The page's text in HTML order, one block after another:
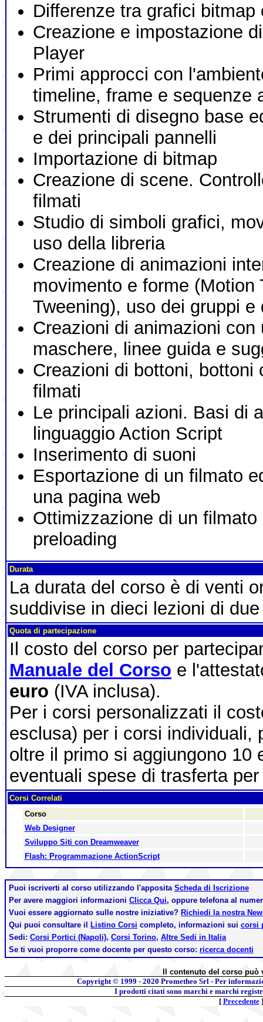
Differenze tra grafici bitmap
Creazione e impostazione
Player
Primi approcci con
timeline, frame e sequenze
Strumenti di disegno base
e dei principali pannelli
Importazione di bitmap
Creazione di scene.
filmati
Studio di simboli grafici,
uso della libreria
Creazione di animazioni
movimento e forme (Motion
Tweening), uso dei gruppi e
Creazioni di animazioni
maschere, linee guida e
Creazioni di bottoni, bottoni
filmati
Le principali azioni. Basi di
linguaggio Action Script
Inserimento di suoni
Esportazione di un filmato
una pagina web
Ottimizzazione di un
preloading
Durata
La durata del corso è di venti
suddivise in dieci lezioni di
Quota di partecipazione
Il costo del corso per
Manuale del Corso e
euro (IVA inclusa).
Per i corsi personalizzati il
esclusa) per i corsi individuali,
oltre il primo si aggiungono 10
eventuali spese di trasferta
Corsi Correlati
Corso
Web Designer
Sviluppo Siti con Dreamweaver
Flash: Programmazione ActionScript
Puoi iscriverti al corso utilizzando l'apposita Scheda di Iscrizione
Per avere maggiori informazioni Clicca Qui, oppure telefona al
Vuoi essere aggiornato sulle nostre iniziative? Richiedi la nostra
Qui puoi consultare il
Listino Corsi completo, informazioni sui corsi
Sedi: Corsi Portici (Napoli), Corsi Torino, Altre Sedi in Italia
Se ti vuoi proporre come docente per questo corso: ricerca docenti
Il contenuto del corso
Copyright © 1999 - 2020 Prometheo Srl - Per
I prodotti citati sono marchi e marchi
[ Precedente]